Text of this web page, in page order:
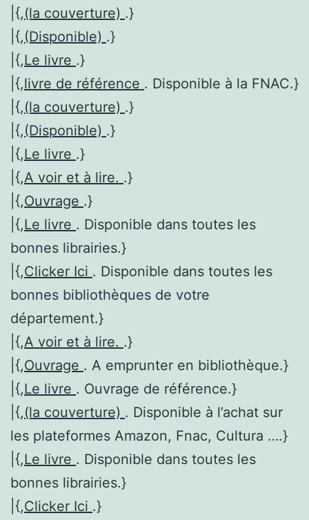
|{,(la couverture) .}
|{,(Disponible) .}
|{,Le livre .}
|{,livre de référence . Disponible à la FNAC.}
|{,(la couverture) .}
|{,(Disponible) .}
|{,Le livre .}
|{,A voir et à lire. .}
|{,Ouvrage .}
|{,Le livre . Disponible dans toutes les
bonnes librairies.}
|{,Clicker Ici . Disponible dans toutes les
bonnes bibliothèques de votre
département.}
|{,A voir et à lire. .}
|{,Ouvrage . A emprunter en bibliothèque.}
|{,Le livre . Ouvrage de référence.}
|{,(la couverture) . Disponible à l’achat sur
les plateformes Amazon, Fnac, Cultura ….}
|{,Le livre . Disponible dans toutes les
bonnes librairies.}
|{,Clicker Ici .}